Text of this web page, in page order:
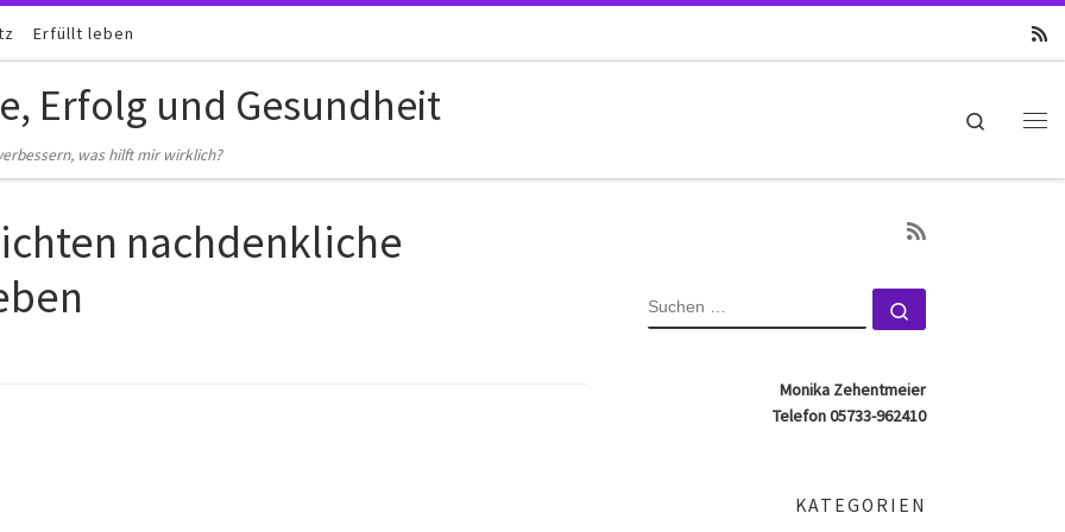
Erfüllt leben
Erfolg und Gesundheit
was hilft mir wirklich?
Search
nachdenkliche
SUCHE
Monika Zehentmeier
Telefon 05733-962410
KATEGORIEN